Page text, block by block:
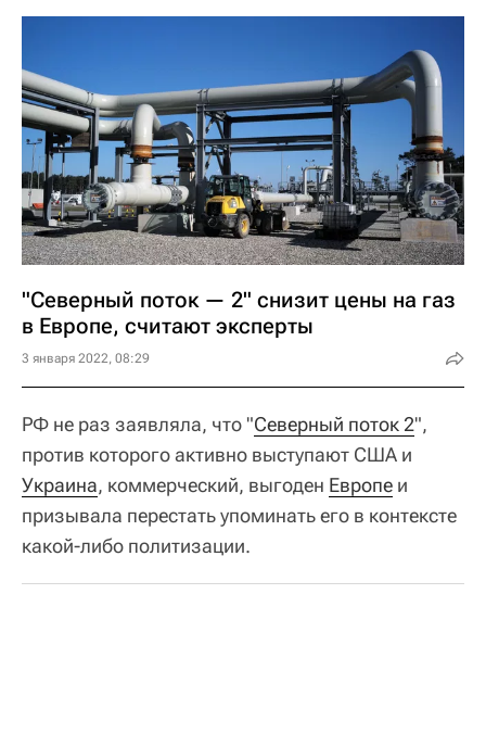
"Северный поток — 2" снизит цены на газ
в Европе, считают эксперты
3 января 2022, 08:29
РФ не раз заявляла, что "Северный поток 2",
против которого активно выступают США и
Украина, коммерческий, выгоден Европе и
призывала перестать упоминать его в контексте
какой-либо политизации.